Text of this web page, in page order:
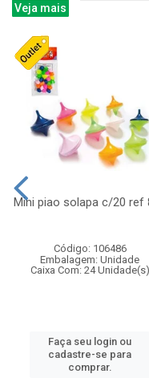
Veja mais
Mini piao solapa c/20 ref
Código: 106486
Embalagem: Unidade
Caixa Com: 24 Unidade(s)
Faça seu login ou
cadastre-se para
comprar.